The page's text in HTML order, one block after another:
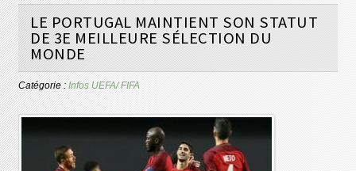
LE PORTUGAL MAINTIENT SON STATUT
DE 3E MEILLEURE SÉLECTION DU
MONDE
Catégorie :Infos UEFA/ FIFA